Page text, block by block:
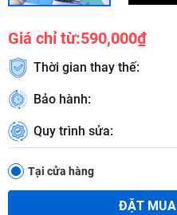
Giá chỉ từ:590,000₫
Thời gian thay thế:
Bảo hành:
Quy trình sửa:
Tại cửa hàng
ĐẶT MUA